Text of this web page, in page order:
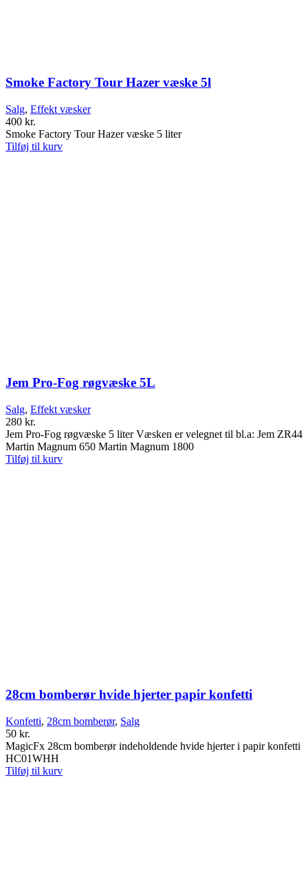
Smoke Factory Tour Hazer væske 5l
Salg, Effekt væsker
400 kr.
Smoke Factory Tour Hazer væske 5 liter
Tilføj til kurv
Jem Pro-Fog røgvæske 5L
Salg, Effekt væsker
280 kr.
Jem Pro-Fog røgvæske 5 liter Væsken er velegnet til bl.a: Jem ZR44
Martin Magnum 650 Martin Magnum 1800
Tilføj til kurv
28cm bomberør hvide hjerter papir konfetti
Konfetti, 28cm bomberør, Salg
50 kr.
MagicFx 28cm bomberør indeholdende hvide hjerter i papir konfetti
HC01WHH
Tilføj til kurv